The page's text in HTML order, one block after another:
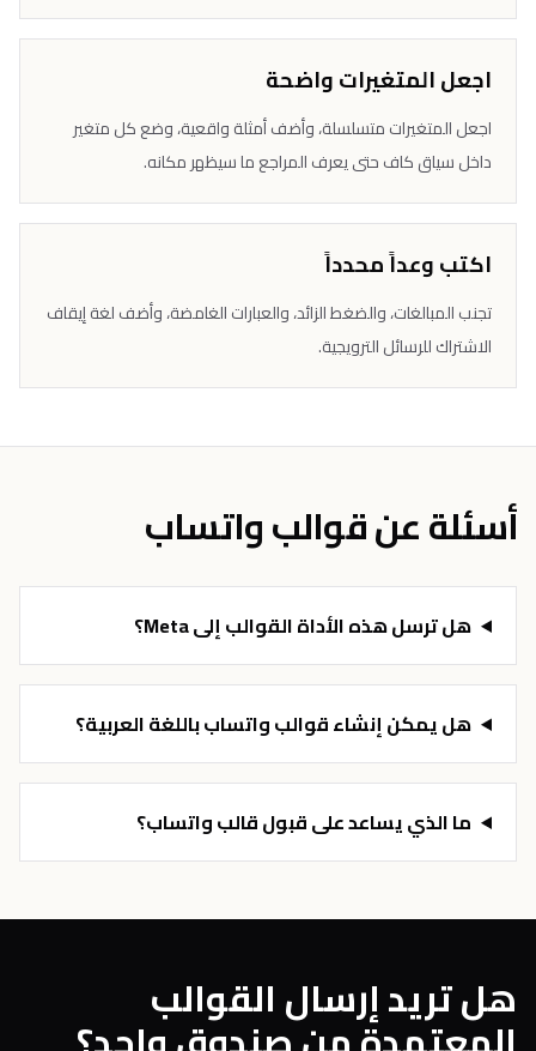
اجعل المتغيرات واضحة
اجعل المتغيرات متسلسلة، وأضف أمثلة واقعية، وضع كل متغير
داخل سياق كاف حتى يعرف المراجع ما سيظهر مكانه.
اكتب وعداً محدداً
تجنب المبالغات، والضغط الزائد، والعبارات الغامضة، وأضف لغة إيقاف
الاشتراك للرسائل الترويجية.
أسئلة عن قوالب واتساب
هل ترسل هذه الأداة القوالب إلى Meta؟
هل يمكن إنشاء قوالب واتساب باللغة العربية؟
ما الذي يساعد على قبول قالب واتساب؟
هل تريد إرسال القوالب